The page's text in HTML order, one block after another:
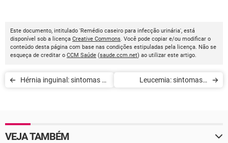
Este documento, intitulado 'Remédio caseiro para infecção urinária', está
disponível sob a licença Creative Commons. Você pode copiar e/ou modificar o
conteúdo desta página com base nas condições estipuladas pela licença. Não se
esqueça de creditar o CCM Saúde (saude.ccm.net) ao utilizar este artigo.
Hérnia inguinal: sintomas e
Leucemia: sintomas e
VEJA TAMBÉM